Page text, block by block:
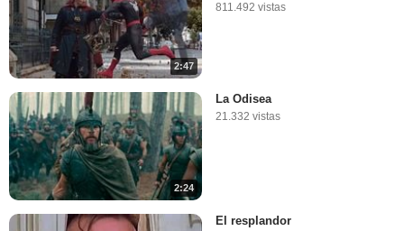
2:47
811.492 vistas
2:24
La Odisea
21.332 vistas
El resplandor